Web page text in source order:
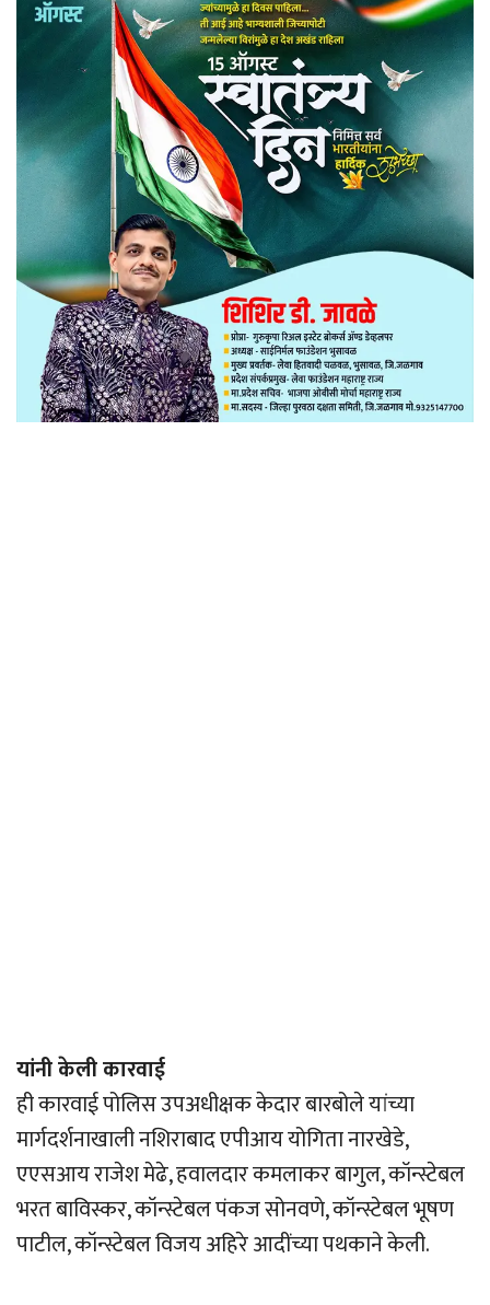
यांनी केली कारवाई
ही कारवाई पोलिस उपअधीक्षक केदार बारबोले यांच्या
मार्गदर्शनाखाली नशिराबाद एपीआय योगिता नारखेडे,
एएसआय राजेश मेढे, हवालदार कमलाकर बागुल, कॉन्स्टेबल
भरत बाविस्कर, कॉन्स्टेबल पंकज सोनवणे, कॉन्स्टेबल भूषण
पाटील, कॉन्स्टेबल विजय अहिरे आदींच्या पथकाने केली.